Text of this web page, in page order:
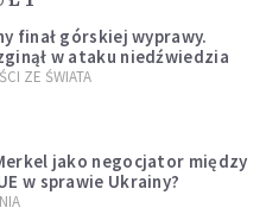
finał górskiej wyprawy.
w ataku niedźwiedzia
ZE ŚWIATA
jako negocjator między
w sprawie Ukrainy?